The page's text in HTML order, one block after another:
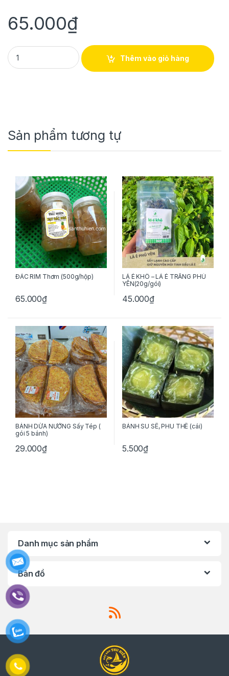
65.000₫
HẠT ĐÁC Dâu Tằm (500g/hộp) quantity
Thêm vào giỏ hàng
Sản phẩm tương tự
ĐÁC RIM Thơm (500g/hộp)
65.000₫
LÁ É KHÔ – LÁ É TRẮNG PHÚ
YÊN(20g/gói)
45.000₫
BÁNH DỪA NƯỚNG Sấy Tép (
gói 5 bánh)
29.000₫
BÁNH SU SÊ, PHU THÊ (cái)
5.500₫
Danh mục sản phẩm
Bản đồ